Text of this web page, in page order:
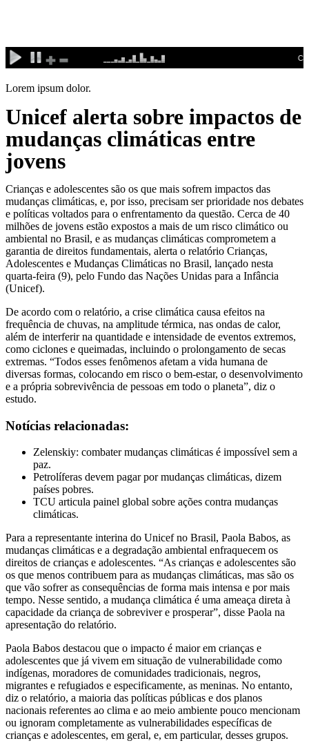
conteúdo
Lorem ipsum dolor.
Unicef alerta sobre impactos de
mudanças climáticas entre
jovens
Crianças e adolescentes são os que mais sofrem impactos das
mudanças climáticas, e, por isso, precisam ser prioridade nos debates
e políticas voltados para o enfrentamento da questão. Cerca de 40
milhões de jovens estão expostos a mais de um risco climático ou
ambiental no Brasil, e as mudanças climáticas comprometem a
garantia de direitos fundamentais, alerta o relatório Crianças,
Adolescentes e Mudanças Climáticas no Brasil, lançado nesta
quarta-feira (9), pelo Fundo das Nações Unidas para a Infância
(Unicef).
De acordo com o relatório, a crise climática causa efeitos na
frequência de chuvas, na amplitude térmica, nas ondas de calor,
além de interferir na quantidade e intensidade de eventos extremos,
como ciclones e queimadas, incluindo o prolongamento de secas
extremas. “Todos esses fenômenos afetam a vida humana de
diversas formas, colocando em risco o bem-estar, o desenvolvimento
e a própria sobrevivência de pessoas em todo o planeta”, diz o
estudo.
Notícias relacionadas:
Zelenskiy: combater mudanças climáticas é impossível sem a
paz.
Petrolíferas devem pagar por mudanças climáticas, dizem
países pobres.
TCU articula painel global sobre ações contra mudanças
climáticas.
Para a representante interina do Unicef no Brasil, Paola Babos, as
mudanças climáticas e a degradação ambiental enfraquecem os
direitos de crianças e adolescentes. “As crianças e adolescentes são
os que menos contribuem para as mudanças climáticas, mas são os
que vão sofrer as consequências de forma mais intensa e por mais
tempo. Nesse sentido, a mudança climática é uma ameaça direta à
capacidade da criança de sobreviver e prosperar”, disse Paola na
apresentação do relatório.
Paola Babos destacou que o impacto é maior em crianças e
adolescentes que já vivem em situação de vulnerabilidade como
indígenas, moradores de comunidades tradicionais, negros,
migrantes e refugiados e especificamente, as meninas. No entanto,
diz o relatório, a maioria das políticas públicas e dos planos
nacionais referentes ao clima e ao meio ambiente pouco mencionam
ou ignoram completamente as vulnerabilidades específicas de
crianças e adolescentes, em geral, e, em particular, desses grupos.